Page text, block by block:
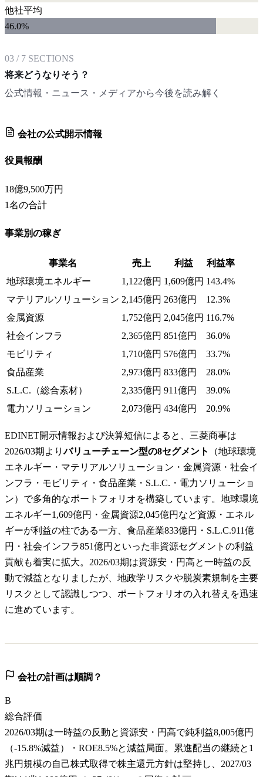
他社平均
46.0%
03 / 7 SECTIONS
将来どうなりそう？
公式情報・ニュース・メディアから今後を読み解く
会社の公式開示情報
役員報酬
18億9,500万円
1名の合計
事業別の稼ぎ
事業名 売上 利益
利益率
地球環境エネルギー
1,122億円 1,609億円 143.4%
マテリアルソリューション 2,145億円 263億円
12.3%
金属資源
1,752億円 2,045億円 116.7%
社会インフラ
2,365億円 851億円
36.0%
モビリティ
1,710億円 576億円
33.7%
食品産業
2,973億円 833億円
28.0%
S.L.C.（総合素材）
2,335億円 911億円
39.0%
電力ソリューション
2,073億円 434億円 20.9%
EDINET開示情報および決算短信によると、三菱商事は
2026/03期よりバリューチェーン型の8セグメント
（地球環境
エネルギー・マテリアルソリューション・金属資源・社会イ
ンフラ・モビリティ・食品産業・S.L.C.・電力ソリューショ
ン）で多角的なポートフォリオを構築しています。地球環境
エネルギー1,609億円・金属資源2,045億円など資源・エネル
ギーが利益の柱である一方、食品産業833億円・S.L.C.911億
円・社会インフラ851億円といった非資源セグメントの利益
貢献も着実に拡大。2026/03期は資源安・円高と一時益の反
動で減益となりましたが、地政学リスクや脱炭素規制を主要
リスクとして認識しつつ、ポートフォリオの入れ替えを迅速
に進めています。
会社の計画は順調？
B
総合評価
2026/03期は一時益の反動と資源安・円高で純利益8,005億円
（-15.8%減益）・ROE8.5%と減益局面。累進配当の継続と1
兆円規模の自己株式取得で株主還元方針は堅持し、2027/03